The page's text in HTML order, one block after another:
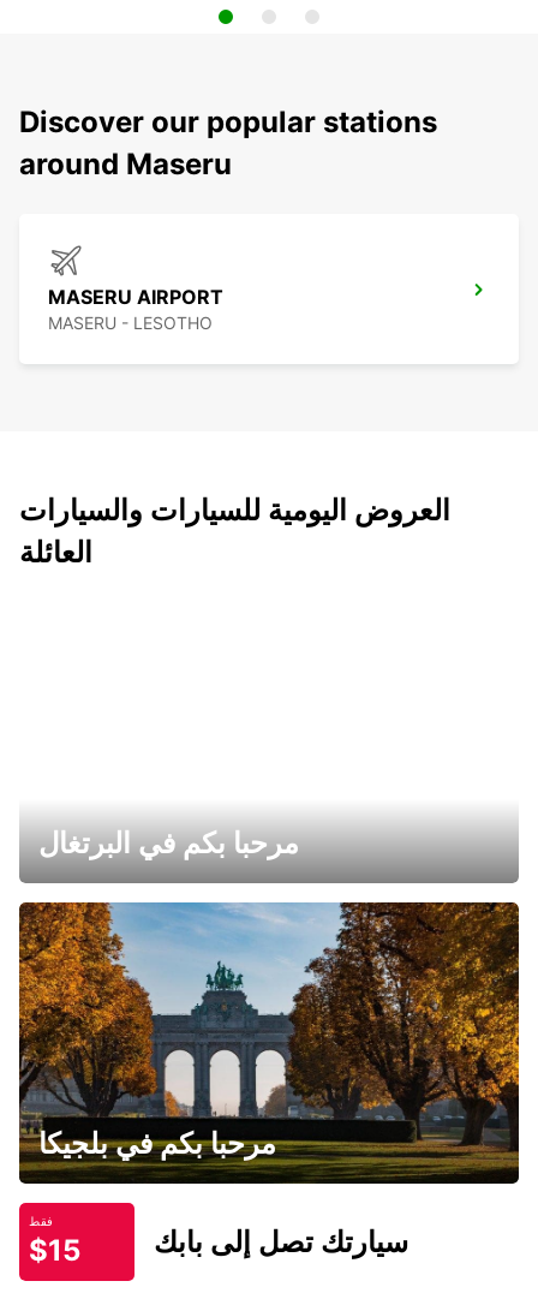
Discover our popular stations
around Maseru
MASERU AIRPORT
MASERU - LESOTHO
العروض اليومية للسيارات والسيارات
العائلة
مرحبا بكم في البرتغال
مرحبا بكم في بلجيكا
فقط
$15 سيارتك تصل إلى بابك